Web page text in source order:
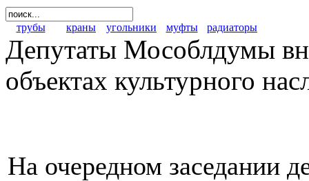
трубы краны угольники муфты радиаторы
Депутаты Мособлдумы
объектах культурного
На очередном заседании